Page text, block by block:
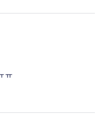
ㅠ